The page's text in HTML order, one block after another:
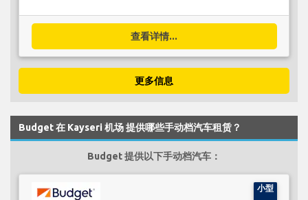
查看详情...
更多信息
Budget 在 Kayseri 机场 提供哪些手动档汽车租赁？
Budget 提供以下手动档汽车：
小型